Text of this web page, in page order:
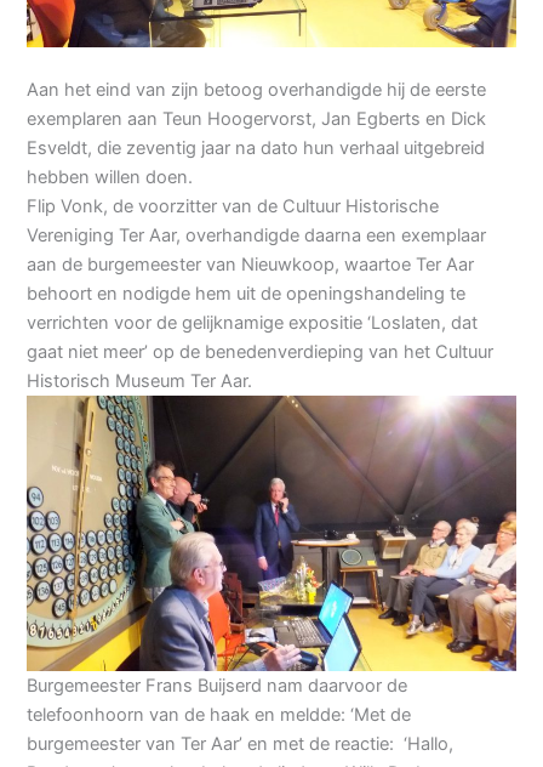
Aan het eind van zijn betoog overhandigde hij de eerste
exemplaren aan Teun Hoogervorst, Jan Egberts en Dick
Esveldt, die zeventig jaar na dato hun verhaal uitgebreid
hebben willen doen.
Flip Vonk, de voorzitter van de Cultuur Historische
Vereniging Ter Aar, overhandigde daarna een exemplaar
aan de burgemeester van Nieuwkoop, waartoe Ter Aar
behoort en nodigde hem uit de openingshandeling te
verrichten voor de gelijknamige expositie ‘Loslaten, dat
gaat niet meer’ op de benedenverdieping van het Cultuur
Historisch Museum Ter Aar.
Burgemeester Frans Buijserd nam daarvoor de
telefoonhoorn van de haak en meldde: ‘Met de
burgemeester van Ter Aar’ en met de reactie: ‘Hallo,